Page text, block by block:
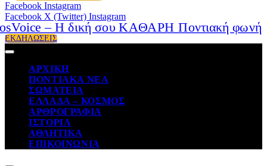
Facebook Instagram
Facebook X (Twitter) Instagram
ΕΚΔΗΛΩΣΕΙΣ
ΑΡΧΙΚΗ
ΠΟΝΤΙΑΚΑ ΝΕΑ
ΣΩΜΑΤΕΙΑ
ΕΛΛΑΔΑ – ΚΟΣΜΟΣ
ΑΡΘΡΟΓΡΑΦΙΑ
ΙΣΤΟΡΙΑ
ΑΘΛΗΤΙΚΑ
ΕΠΙΚΟΙΝΩΝΙΑ